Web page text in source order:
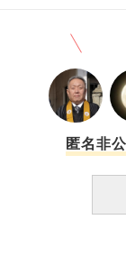
当該ツイートを
ころ、かなりキ
っしゃる方を見
と… 頭を冷やす
い、今はTwitterの
率な言動で誰か
愛している気持
な発言をしてし
匿名非